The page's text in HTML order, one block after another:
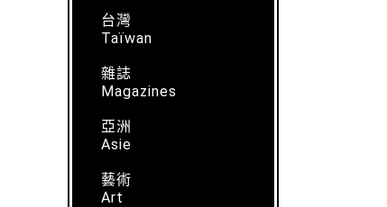
台灣
Taïwan
雜誌
Magazines
亞洲
Asie
藝術
Art